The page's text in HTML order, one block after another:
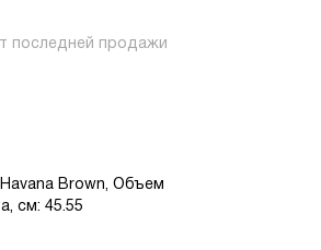
последней продажи
Brown, Объем
см: 45.55